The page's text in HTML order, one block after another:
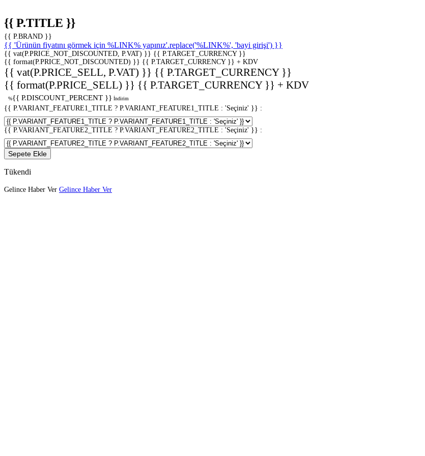
{{ P.TITLE }}
{{ P.BRAND }}
{{ 'Ürünün fiyatını görmek için %LINK% yapınız'.replace('%LINK%', 'bayi girişi') }}
{{ vat(P.PRICE_NOT_DISCOUNTED, P.VAT) }} {{ P.TARGET_CURRENCY }}
{{ format(P.PRICE_NOT_DISCOUNTED) }} {{ P.TARGET_CURRENCY }} + KDV
{{ vat(P.PRICE_SELL, P.VAT) }} {{ P.TARGET_CURRENCY }}
{{ format(P.PRICE_SELL) }} {{ P.TARGET_CURRENCY }} + KDV
%{{ P.DISCOUNT_PERCENT }} İndirim
{{ P.VARIANT_FEATURE1_TITLE ? P.VARIANT_FEATURE1_TITLE : 'Seçiniz' }} :
{{ P.VARIANT_FEATURE2_TITLE ? P.VARIANT_FEATURE2_TITLE : 'Seçiniz' }} :
Sepete Ekle
Tükendi
Gelince Haber Ver Gelince Haber Ver